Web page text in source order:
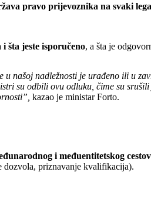
pravo prijevoznika na svaki
šta jeste isporučeno, a šta je
našoj nadležnosti je urađeno ili u
su odbili ovu odluku, čime su
kazao je ministar Forto.
i međuentitetskog
dozvola, priznavanje kvalifikacija).